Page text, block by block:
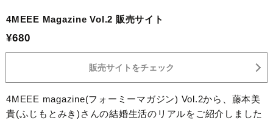
4MEEE Magazine Vol.2 販売サイト
¥680
販売サイトをチェック
4MEEE magazine(フォーミーマガジン) Vol.2から、藤本美
貴(ふじもとみき)さんの結婚生活のリアルをご紹介しました